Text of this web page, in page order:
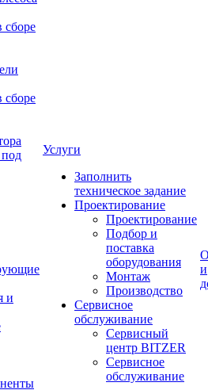
сборе
сборе
и
Услуги
Заполнить
техническое задание
Проектирование
Проектирование
Подбор и
поставка
оборудования
Монтаж
Производство
Сервисное
обслуживание
Сервисный
центр BITZER
Сервисное
обслуживание
и